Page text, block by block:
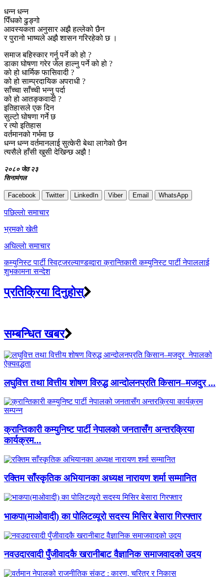
धन्न धन्न
पिँधको ढुङ्गो
आवस्यकता अनुसार अझै हल्लेको छैन
र पुरानो भाष्यले अझै शासन गरिरहेको छ ।
समाज बहिस्कार गर्नु पर्ने को हो ?
डाका घोषणा गरेर जेल हाल्नु पर्ने को हो ?
को हो धार्मिक फासिवादी ?
को हो साम्प्रदायिक अपराधी ?
साँच्चा साँच्ची भन्नु पर्दा
को हो आतङ्कवादी ?
इतिहासले एक दिन
सुल्टो घोषणा गर्ने छ
र त्यो इतिहास
वर्तमानको गर्भमा छ
धन्न धन्न वर्तमानलाई सुत्केरी बेथा लागेको छैन
त्यसैले हाँसी खुसी देखिन्छ अझै !
२०८० जेठ २३
सिनामंगल
Facebook Twitter LinkedIn Viber Email WhatsApp
Post
navigation
पछिल्लाे समाचार
भ्रमको खेती
अघिल्लाे समाचार
कम्युनिस्ट पार्टी स्विट्जरल्याण्डव्दारा क्रान्तिकारी कम्युनिस्ट पार्टी नेपाललाई
शुभकामना सन्देश
प्रतिक्रिया दिनुहोस्
सम्बन्धित खबर
लघुवित्त तथा वित्तीय शोषण विरुद्ध आन्दोलनप्रति किसान–मजदुर ...
क्रान्तिकारी कम्युनिष्ट पार्टी नेपालको जनतासँग अन्तरक्रिया
कार्यक्रम...
रक्तिम साँस्कृतिक अभियानका अध्यक्ष नारायण शर्मा सम्मानित
भाकपा(माओवादी) का पोलिटव्यूरो सदस्य मिसिर बेसारा गिरफ्तार
नवउदारवादी पुँजीवादकै खरानीबाट वैज्ञानिक समाजवादको उदय